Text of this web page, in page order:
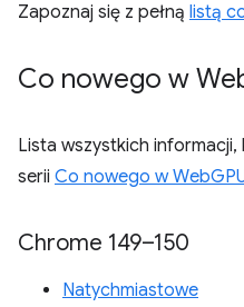
Zapoznaj się z pełną listą
Co nowego w
Lista wszystkich
serii Co nowego w
Chrome 149–150
Natychmiastowe